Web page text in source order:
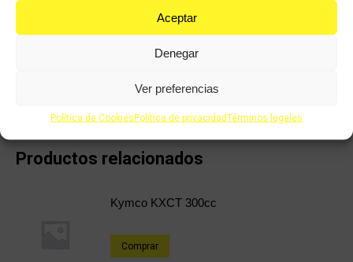
Aceptar
Denegar
Ver preferencias
Política de CookiesPolítica de privacidadTérminos legales
Share this product
FacebookPinterestLinkedIn
Productos relacionados
Kymco KXCT 300cc
Comprar